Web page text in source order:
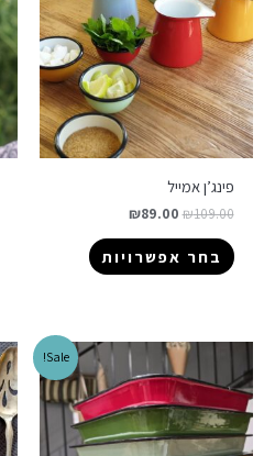
פינג’ן אמייל
₪109.00
₪89.00
בחר אפשרויות
Sale!